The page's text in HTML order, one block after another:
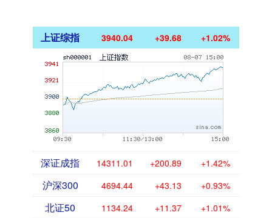
上证综指 3940.04 +39.68 +1.02%
深证成指 14311.01 +200.89 +1.42%
沪深300 4694.44 +43.13 +0.93%
北证50 1134.24 +11.37 +1.01%